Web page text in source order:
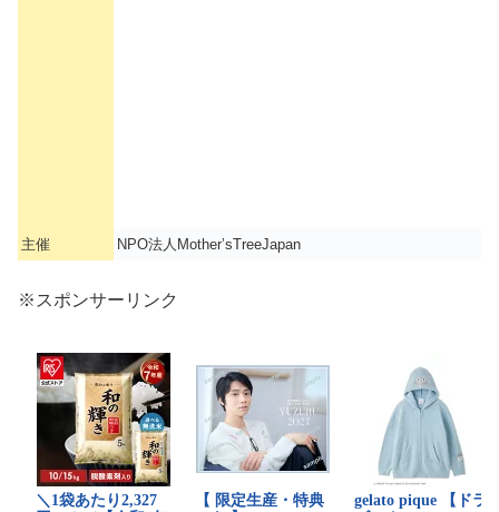
主催 NPO法人Mother’sTreeJapan
※スポンサーリンク